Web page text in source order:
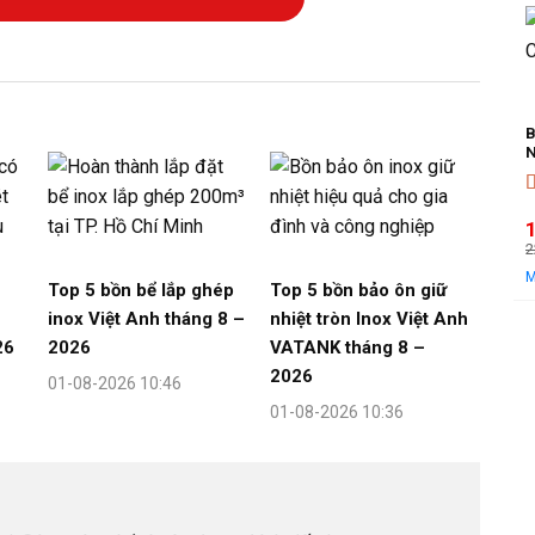
Top 5 bồn bể lắp ghép
inox Việt Anh tháng 8 –
2026
01-08-2026 10:46
Top 5 bồn bảo ôn giữ
nhiệt tròn Inox Việt Anh
VATANK tháng 8 –
2026
01-08-2026 10:36